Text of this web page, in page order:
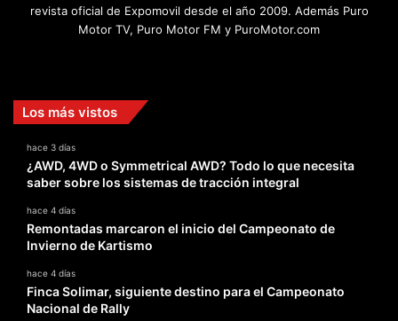
revista oficial de Expomovil desde el año 2009. Además Puro
Motor TV, Puro Motor FM y PuroMotor.com
Los más vistos
hace 3 días
¿AWD, 4WD o Symmetrical AWD? Todo lo que necesita
saber sobre los sistemas de tracción integral
hace 4 días
Remontadas marcaron el inicio del Campeonato de
Invierno de Kartismo
hace 4 días
Finca Solimar, siguiente destino para el Campeonato
Nacional de Rally